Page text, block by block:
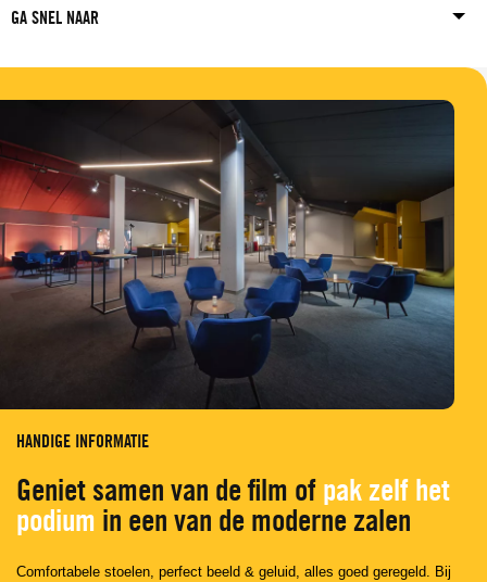
GA SNEL NAAR
HANDIGE INFORMATIE
Geniet samen van de film of pak zelf het
podium in een van de moderne zalen
Comfortabele stoelen, perfect beeld & geluid, alles goed geregeld. Bij